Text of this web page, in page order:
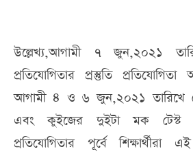
উল্লেখ্য,আগামী ৭ জুন,২০২১
প্রতিযোগিতার প্রস্তুতি
আগামী ৪ ও ৬ জুন,২০২১ তারিখে
এবং কুইজের দুইটা মক টেস্ট
প্রতিযোগিতার পূর্বে শিক্ষার্থীরা